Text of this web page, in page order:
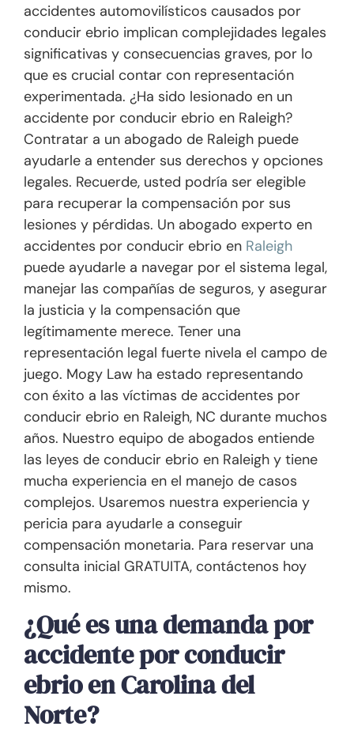
accidentes automovilísticos causados por
conducir ebrio implican complejidades legales
significativas y consecuencias graves, por lo
que es crucial contar con representación
experimentada. ¿Ha sido lesionado en un
accidente por conducir ebrio en Raleigh?
Contratar a un abogado de Raleigh puede
ayudarle a entender sus derechos y opciones
legales. Recuerde, usted podría ser elegible
para recuperar la compensación por sus
lesiones y pérdidas. Un abogado experto en
accidentes por conducir ebrio en Raleigh
puede ayudarle a navegar por el sistema legal,
manejar las compañías de seguros, y asegurar
la justicia y la compensación que
legítimamente merece. Tener una
representación legal fuerte nivela el campo de
juego. Mogy Law ha estado representando
con éxito a las víctimas de accidentes por
conducir ebrio en Raleigh, NC durante muchos
años. Nuestro equipo de abogados entiende
las leyes de conducir ebrio en Raleigh y tiene
mucha experiencia en el manejo de casos
complejos. Usaremos nuestra experiencia y
pericia para ayudarle a conseguir
compensación monetaria. Para reservar una
consulta inicial GRATUITA, contáctenos hoy
mismo.
¿Qué es una demanda por
accidente por conducir
ebrio en Carolina del
Norte?